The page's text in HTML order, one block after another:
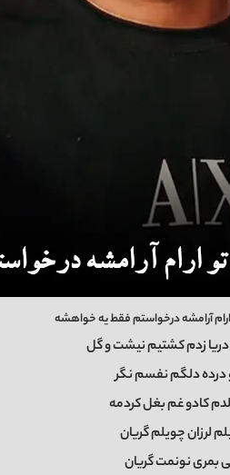
آرامشه درخواستم فقط یه خواهشه
زدم کشتیم نیشت و گل
درده دلگم نفسم نگر
کادو غم بغل کردمه
لرزان چویلم گریان
بمری نونمت گریان